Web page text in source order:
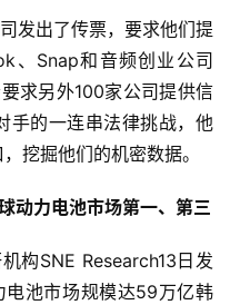
发出了传票，要求他们提
、Snap和音频创业公司
求另外100家公司提供信
手的一连串法律挑战，他
挖掘他们的机密数据。
动力电池市场第一、第三
构SNE Research13日发
池市场规模达59万亿韩